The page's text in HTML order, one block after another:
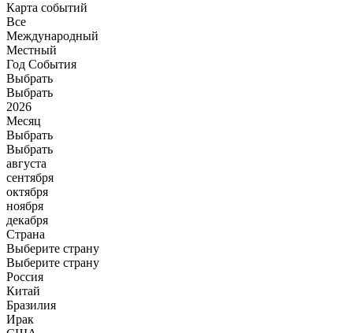
Карта событий
Все
Международный
Местный
Год События
Выбрать
Выбрать
2026
Месяц
Выбрать
Выбрать
августа
сентября
октября
ноября
декабря
Страна
Выберите страну
Выберите страну
Россия
Китай
Бразилия
Ирак